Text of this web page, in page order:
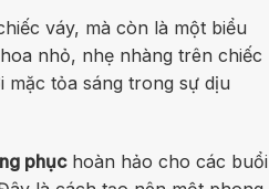
váy, mà còn là một biểu
nhỏ, nhẹ nhàng trên chiếc
mặc tỏa sáng trong sự dịu
phụchoàn hảo cho các buổi